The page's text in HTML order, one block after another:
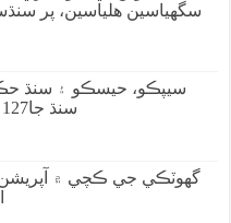
سگهياسين هلياسين، پر
سيپڪو، حيسڪو ۽ سنڌ
سنڌ جا127 ارب رپيا ٻڏي ويا؟
گهوٽڪي جي ڪچي ۾ آپريشن